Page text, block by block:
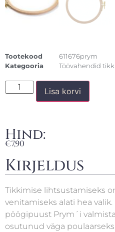
Tootekood
611676prym
Kategooria
Töövahendid
Lisa korvi
Hind:
€7,90
Kirjeldus
Tikkimise lihtsustamiseks
venitamiseks alati hea
pöögipuust Prym´i
osutunud väga